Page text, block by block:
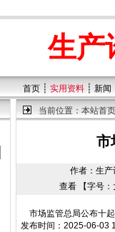
生产
首页 ┊ 实用资料 ┊ 新闻
当前位置： 本站首页
市
作者：生
查看 【字号：
市场监管总局公布十
发布时间：2025-06-